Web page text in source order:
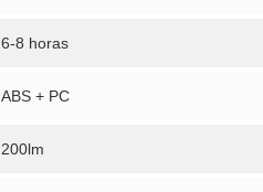
6-8 horas
ABS + PC
200lm